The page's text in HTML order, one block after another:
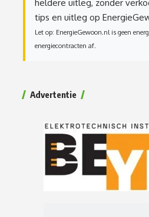
heldere uitleg, zonder
tips en uitleg op
Let op: EnergieGewoon.nl is geen
energiecontracten af.
Advertentie